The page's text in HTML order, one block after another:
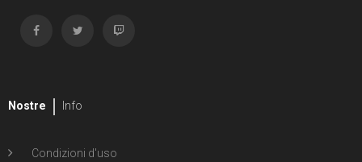
Nostre Info
Condizioni d'uso